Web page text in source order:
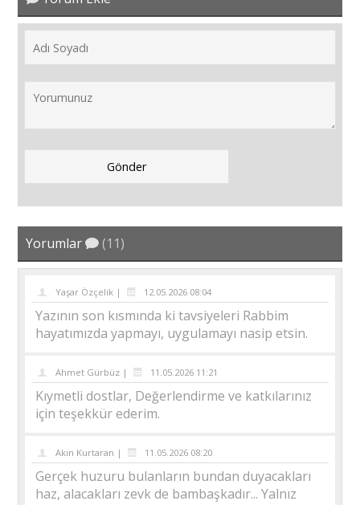
Yorumlar (11)
Yaşar Özçelik | 12.05.2026 08:04
Yazının son kısmında ki tavsiyeleri Rabbim
hayatımızda yapmayı, uygulamayı nasip etsin.
Ahmet Gürbüz | 11.05.2026 11:21
Kıymetli dostlar, Değerlendirme ve katkılarınız
için teşekkür ederim.
Akın Kurtaran | 11.05.2026 08:20
Gerçek huzuru bulanların bundan duyacakları
haz, alacakları zevk de bambaşkadır... Yalnız